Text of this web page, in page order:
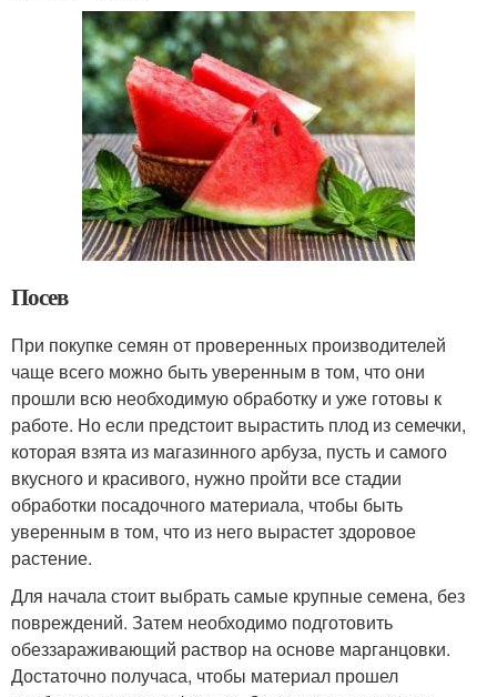
Посев
При покупке семян от проверенных производителей
чаще всего можно быть уверенным в том, что они
прошли всю необходимую обработку и уже готовы к
работе. Но если предстоит вырастить плод из семечки,
которая взята из магазинного арбуза, пусть и самого
вкусного и красивого, нужно пройти все стадии
обработки посадочного материала, чтобы быть
уверенным в том, что из него вырастет здоровое
растение.
Для начала стоит выбрать самые крупные семена, без
повреждений. Затем необходимо подготовить
обеззараживающий раствор на основе марганцовки.
Достаточно получаса, чтобы материал прошел